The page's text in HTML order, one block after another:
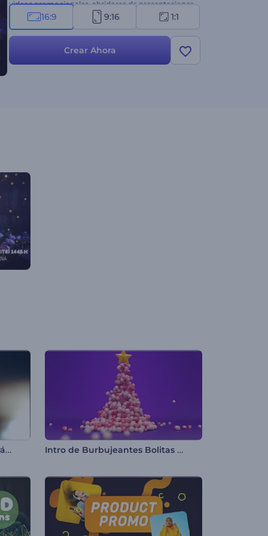
videos promocionales, abridores de presentaciones
festivas y más. ¡Crea ahora y difunde el espíritu de
Ramadán!
16:9 9:16 1:1
Crear Ahora
Tráiler de Acción Cinematográfica Intro de Burbujeantes Bolitas de Navidad